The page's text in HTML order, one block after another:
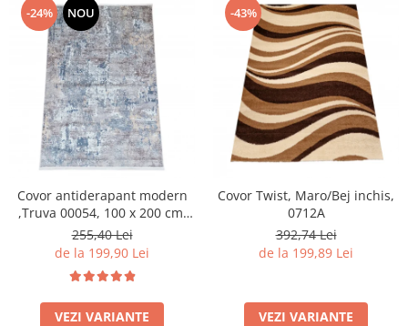
-24% NOU
Covor antiderapant modern
,Truva 00054, 100 x 200 cm,
Gri Bej, Grosime 5mm
255,40 Lei
de la 199,90 Lei
VEZI VARIANTE
-43%
Covor Twist, Maro/Bej inchis,
0712A
392,74 Lei
de la 199,89 Lei
VEZI VARIANTE